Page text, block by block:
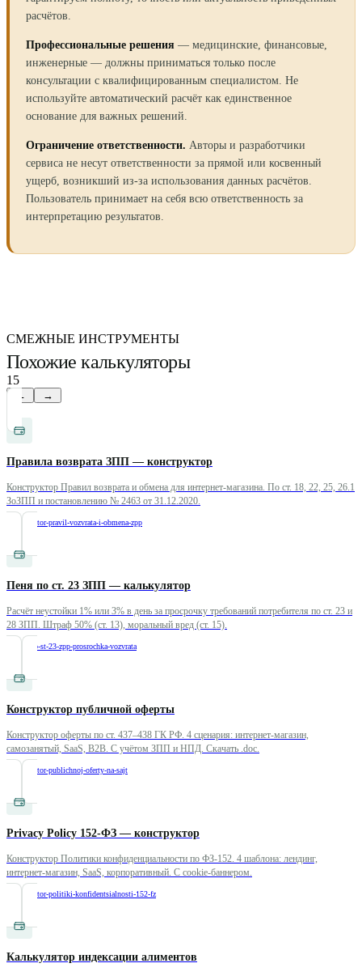
расчётов.
Профессиональные решения — медицинские, финансовые,
инженерные — должны приниматься только после
консультации с квалифицированным специалистом. Не
используйте автоматический расчёт как единственное
основание для важных решений.
Ограничение ответственности. Авторы и разработчики
сервиса не несут ответственности за прямой или косвенный
ущерб, возникший из-за использования данных расчётов.
Пользователь принимает на себя всю ответственность за
интерпретацию результатов.
СМЕЖНЫЕ ИНСТРУМЕНТЫ
Похожие калькуляторы
15
← →
Правила возврата ЗПП — конструктор
Конструктор Правил возврата и обмена для интернет-магазина. По ст. 18, 22, 25, 26.1
ЗоЗПП и постановлению № 2463 от 31.12.2020.
konstruktor-pravil-vozvrata-i-obmena-zpp
Пеня по ст. 23 ЗПП — калькулятор
Расчёт неустойки 1% или 3% в день за просрочку требований потребителя по ст. 23 и
28 ЗПП. Штраф 50% (ст. 13), моральный вред (ст. 15).
penya-po-st-23-zpp-prosrochka-vozvrata
Конструктор публичной оферты
Конструктор оферты по ст. 437–438 ГК РФ. 4 сценария: интернет-магазин,
самозанятый, SaaS, B2B. С учётом ЗПП и НПД. Скачать .doc.
konstruktor-publichnoj-oferty-na-sajt
Privacy Policy 152-ФЗ — конструктор
Конструктор Политики конфиденциальности по ФЗ-152. 4 шаблона: лендинг,
интернет-магазин, SaaS, корпоративный. С cookie-баннером.
konstruktor-politiki-konfidentsialnosti-152-fz
Калькулятор индексации алиментов